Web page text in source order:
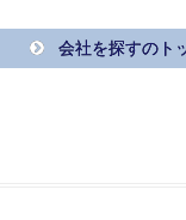
会社を探すのト